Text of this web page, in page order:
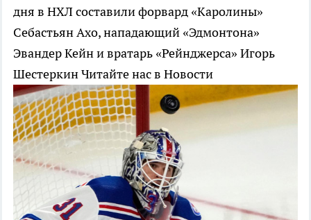
дня в НХЛ составили форвард «Каролины»
Себастьян Ахо, нападающий «Эдмонтона»
Эвандер Кейн и вратарь «Рейнджерса» Игорь
ШестеркинЧитайте нас в Новости